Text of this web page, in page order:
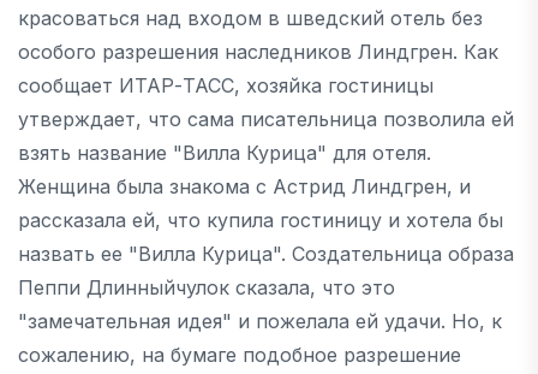
красоваться над входом в шведский отель без
особого разрешения наследников Линдгрен. Как
сообщает ИТАР-ТАСС, хозяйка гостиницы
утверждает, что сама писательница позволила ей
взять название "Вилла Курица" для отеля.
Женщина была знакома с Астрид Линдгрен, и
рассказала ей, что купила гостиницу и хотела бы
назвать ее "Вилла Курица". Создательница образа
Пеппи Длинныйчулок сказала, что это
"замечательная идея" и пожелала ей удачи. Но, к
сожалению, на бумаге подобное разрешение